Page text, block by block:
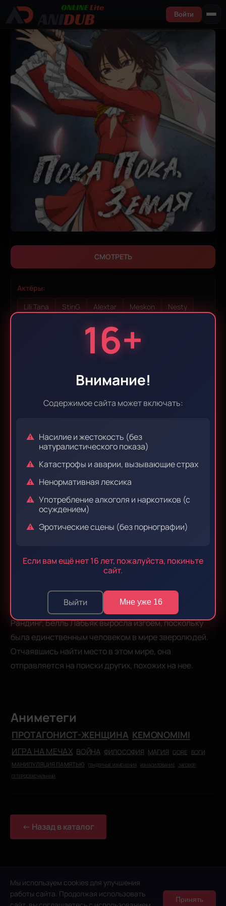
16+
Внимание!
Содержимое сайта может включать:
Насилие и жестокость (без
натуралистического показа)
Катастрофы и аварии, вызывающие страх
Ненормативная лексика
Употребление алкоголя и наркотиков (с
осуждением)
Эротические сцены (без порнографии)
Если вам ещё нет 16 лет, пожалуйста, покиньте
сайт.
Выйти Мне уже 16
Мы используем cookies для улучшения
работы сайта. Продолжая использовать
Принять
Войти
СМОТРЕТЬ
Актёры:
Lili Tana
StinG Alextar Meskon
Nesty
Bye Bye, Earth [10 из 10]
То Убуката
Страна:
Звукорежиссер:
WhiteWingsStore
Несмотря на невероятные боевые навыки и силу,
необходимую для владения огромным мечом
Рандинг, Белль Лабьяк выросла изгоем, поскольку
была единственным человеком в мире зверолюдей.
Отчаявшись найти место в этом мире, она
отправляется на поиски других, похожих на нее.
Аниметеги
ПРОТАГОНИСТ-ЖЕНЩИНА KEMONOMIMI
ИГРА НА МЕЧАХ ВОЙНА ФИЛОСОФИЯ МАГИЯ GORE БОГИ
МАНИПУЛЯЦИЯ ПАМЯТЬЮ ГЕНДЕРНЫЕ ИЗМЕНЕНИЯ ИЗНАСИЛОВАНИЕ
ЗАГОВОР
ГЕТЕРОСЕКСУАЛЬНЫЙ
← Назад в каталог
© 2026 Anidub Online Lite. Все права защищены.